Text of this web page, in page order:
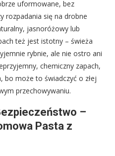
uformowane, bez
rozpadania się na drobne
jasnoróżowy lub
też jest istotny – świeża
rybnie, ale nie ostro ani
chemiczny zapach,
bo może to świadczyć o złej
przechowywaniu.
–
Pasta z